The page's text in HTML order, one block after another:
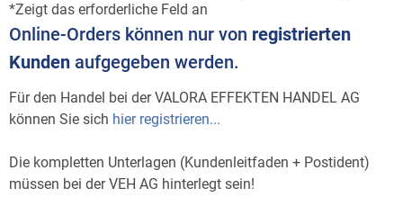
Zeigt das erforderliche Feld an
Online-Orders können nur von registrierten
Kunden aufgegeben werden.
Für den Handel bei der VALORA EFFEKTEN HANDEL AG
können Sie sich hier registrieren...
Die kompletten Unterlagen (Kundenleitfaden + Postident)
müssen bei der VEH AG hinterlegt sein!